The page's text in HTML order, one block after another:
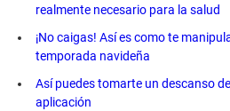
realmente necesario para la salud
¡No caigas! Así es como te
temporada navideña
Así puedes tomarte un descanso
aplicación